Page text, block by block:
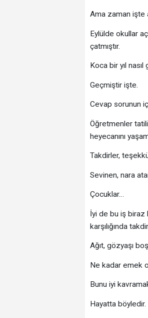
Ama zaman işte
Eylülde okullar
çatmıştır.
Koca bir yıl
Geçmiştir işte.
Cevap sorunun
Öğretmenler
heyecanını
Takdirler,
Sevinen, nara
Çocuklar…
İyi de bu iş biraz
karşılığında
Ağıt, gözyaşı
Ne kadar emek
Bunu iyi
Hayatta böyledir.